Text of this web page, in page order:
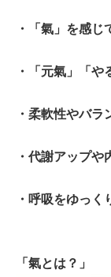
・「氣」を感
・「元氣」「
・柔軟性やバ
・代謝アップ
・呼吸をゆっ
「氣とは？」